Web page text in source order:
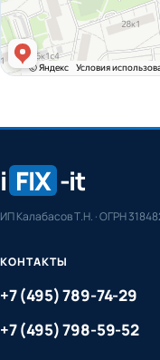
i FIX -it
ИП Калабасов Т.Н. · ОГРН
КОНТАКТЫ
+7 (495) 789-74-29
+7 (495) 798-59-52